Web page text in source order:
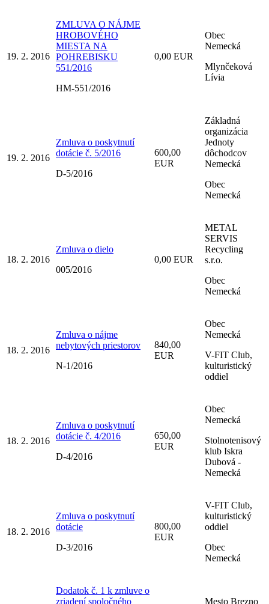
19. 2. 2016
ZMLUVA O NÁJME
HROBOVÉHO
MIESTA NA
POHREBISKU
551/2016
HM-551/2016
0,00 EUR
Obec
Nemecká
Mlynčeková
Lívia
19. 2. 2016
Zmluva o poskytnutí
dotácie č. 5/2016
D-5/2016
600,00
EUR
Základná
organizácia
Jednoty
dôchodcov
Nemecká
Obec
Nemecká
18. 2. 2016
Zmluva o dielo
005/2016
0,00 EUR
METAL
SERVIS
Recycling
s.r.o.
Obec
Nemecká
18. 2. 2016
Zmluva o nájme
nebytových priestorov
N-1/2016
840,00
EUR
Obec
Nemecká
V-FIT Club,
kulturistický
oddiel
18. 2. 2016
Zmluva o poskytnutí
dotácie č. 4/2016
D-4/2016
650,00
EUR
Obec
Nemecká
Stolnotenisový
klub Iskra
Dubová -
Nemecká
18. 2. 2016
Zmluva o poskytnutí
dotácie
D-3/2016
800,00
EUR
V-FIT Club,
kulturistický
oddiel
Obec
Nemecká
Dodatok č. 1 k zmluve o
zriadení spoločného
Mesto Brezno